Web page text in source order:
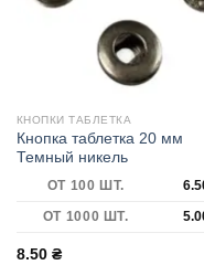
КНОПКИ ТАБЛЕТКА
Кнопка таблетка 20 мм
Темный никель
ОТ 100 ШТ.
ОТ 1000 ШТ.
8.50 ₴